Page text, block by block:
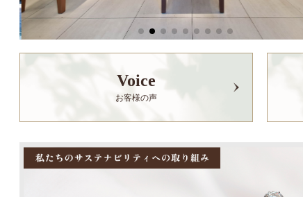
Voice
お客様の声